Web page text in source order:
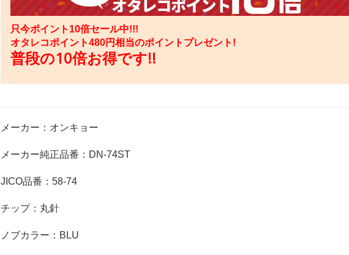
只今ポイント10倍セール中!!!
オタレコポイント480円相当のポイントプレゼント!
普段の10倍お得です!!
メーカー：オンキョー
メーカー純正品番：DN-74ST
JICO品番：58-74
チップ：丸針
ノブカラー：BLU